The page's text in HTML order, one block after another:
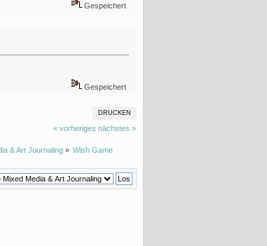
Gespeichert
Gespeichert
DRUCKEN
« vorheriges nächstes »
& Art Journaling» Wish Game